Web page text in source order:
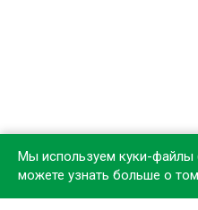
Мы используем куки-файлы
можете узнать больше о